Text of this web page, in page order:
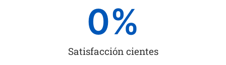
Satisfacción cientes
0%